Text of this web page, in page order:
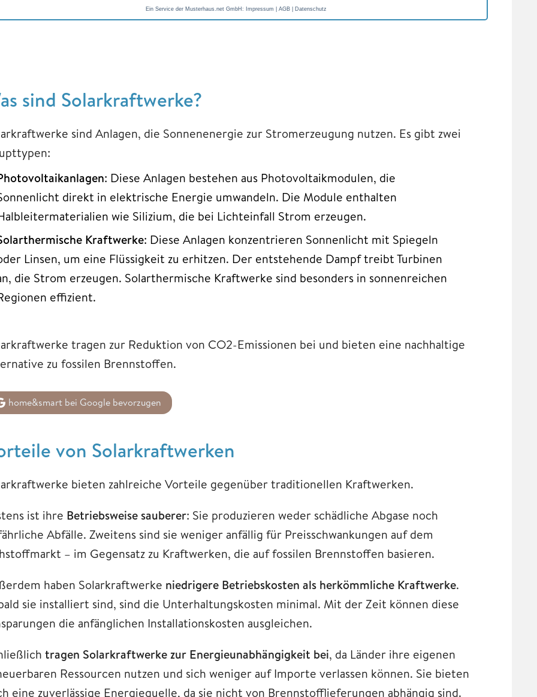
sind Solarkraftwerke?
sind Anlagen, die Sonnenenergie zur Stromerzeugung nutzen. Es gibt zwei
: Diese Anlagen bestehen aus Photovoltaikmodulen, die
direkt in elektrische Energie umwandeln. Die Module enthalten
wie Silizium, die bei Lichteinfall Strom erzeugen.
Kraftwerke: Diese Anlagen konzentrieren Sonnenlicht mit Spiegeln
Linsen, um eine Flüssigkeit zu erhitzen. Der entstehende Dampf treibt Turbinen
die Strom erzeugen. Solarthermische Kraftwerke sind besonders in sonnenreichen
effizient.
tragen zur Reduktion von CO2-Emissionen bei und bieten eine nachhaltige
zu fossilen Brennstoffen.
home&smart bei Google bevorzugen
von Solarkraftwerken
bieten zahlreiche Vorteile gegenüber traditionellen Kraftwerken.
ist ihre Betriebsweise sauberer: Sie produzieren weder schädliche Abgase noch
Abfälle. Zweitens sind sie weniger anfällig für Preisschwankungen auf dem
– im Gegensatz zu Kraftwerken, die auf fossilen Brennstoffen basieren.
haben Solarkraftwerke niedrigere Betriebskosten als herkömmliche Kraftwerke.
sie installiert sind, sind die Unterhaltungskosten minimal. Mit der Zeit können diese
die anfänglichen Installationskosten ausgleichen.
tragen Solarkraftwerke zur Energieunabhängigkeit bei, da Länder ihre eigenen
Ressourcen nutzen und sich weniger auf Importe verlassen können. Sie bieten
eine zuverlässige Energiequelle, da sie nicht von Brennstofflieferungen abhängig sind.